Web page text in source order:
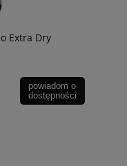
Extra Dry
powiadom o
dostępności